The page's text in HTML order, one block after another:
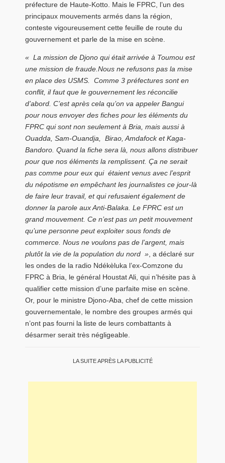
préfecture de Haute-Kotto. Mais le FPRC, l’un des
principaux mouvements armés dans la région,
conteste vigoureusement cette feuille de route du
gouvernement et parle de la mise en scène.
« La mission de Djono qui était arrivée à Toumou est
une mission de fraude.Nous ne refusons pas la mise
en place des USMS. Comme 3 préfectures sont en
conflit, il faut que le gouvernement les réconcilie
d’abord. C’est après cela qu’on va appeler Bangui
pour nous envoyer des fiches pour les éléments du
FPRC qui sont non seulement à Bria, mais aussi à
Ouadda, Sam-Ouandja, Birao, Amdafock et Kaga-
Bandoro. Quand la fiche sera là, nous allons distribuer
pour que nos éléments la remplissent. Ça ne serait
pas comme pour eux qui étaient venus avec l’esprit
du népotisme en empêchant les journalistes ce jour-là
de faire leur travail, et qui refusaient également de
donner la parole aux Anti-Balaka. Le FPRC est un
grand mouvement. Ce n’est pas un petit mouvement
qu’une personne peut exploiter sous fonds de
commerce. Nous ne voulons pas de l’argent, mais
plutôt la vie de la population du nord » , a déclaré sur
les ondes de la radio Ndékèluka l’ex-Comzone du
FPRC à Bria, le général Houstat Ali, qui n’hésite pas à
qualifier cette mission d’une parfaite mise en scène.
Or, pour le ministre Djono-Aba, chef de cette mission
gouvernementale, le nombre des groupes armés qui
n’ont pas fourni la liste de leurs combattants à
désarmer serait très négligeable.
LA SUITE APRÈS LA PUBLICITÉ